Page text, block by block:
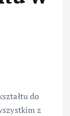
do
z